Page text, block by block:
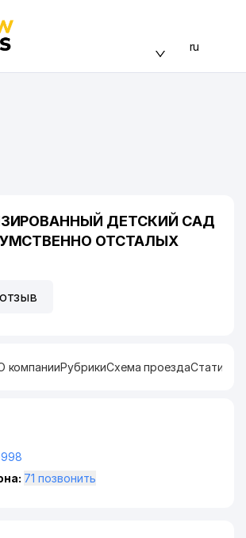
ru
ДЕТСКИЙ САД
ОТСТАЛЫХ
компанииРубрикиСхема проезда
71 позвонить